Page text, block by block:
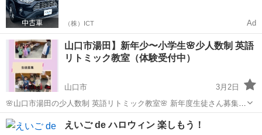
（株）ICT Ad
山口市湯田】新年少〜小学生🌸少人数制 英語
リトミック教室（体験受付中）
山口市
3月2日
🌸山口市湯田の少人数制 英語リトミック教室🌸 新年度生徒さん募集中
です。 「英語が初めてでも大丈夫かな？」 「人見知りだけどついてい
けるかな？」 そんなお子さまにも安心の、 少人数制レッスンです。
山口 少人数
えいご de ハロウィン 楽しもう！